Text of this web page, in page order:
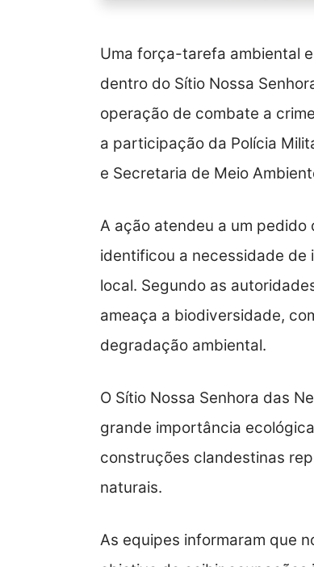
Uma força-tarefa ambiental
dentro do Sítio Nossa
operação de combate a
a participação da Polícia
e Secretaria de Meio
A ação atendeu a um pedido
identificou a necessidade
local. Segundo as
ameaça a biodiversidade,
degradação ambiental.
O Sítio Nossa Senhora das
grande importância
construções clandestinas
naturais.
As equipes informaram que